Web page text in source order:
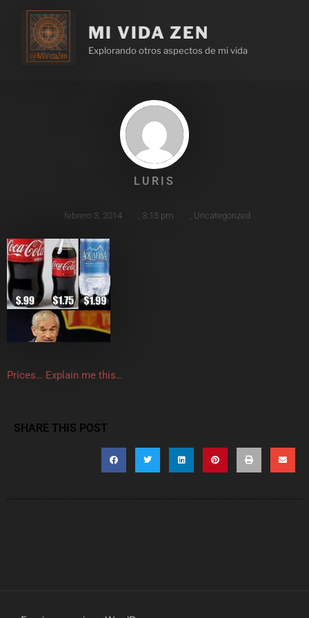
MI VIDA ZEN
Explorando otros aspectos de mi vida
LURIS
febrero 3, 2014 3:15 pm Uncategorized
Prices… Explain me this…
SHARE THIS POST